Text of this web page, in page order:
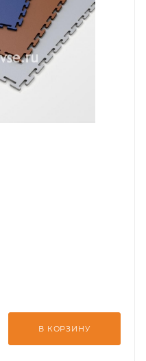
В КОРЗИНУ